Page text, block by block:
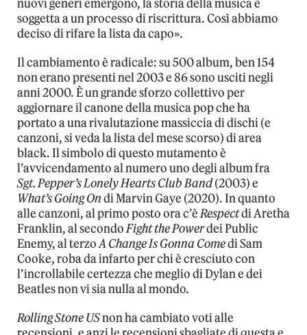
nuovi generi emergono, la storia della musica è
soggetta a un processo di riscrittura. Così abbiamo
deciso di rifare la lista da capo».
Il cambiamento è radicale: su 500 album, ben 154
non erano presenti nel 2003 e 86 sono usciti negli
anni 2000. È un grande sforzo collettivo per
aggiornare il canone della musica pop che ha
portato a una rivalutazione massiccia di dischi (e
canzoni, si veda la lista del mese scorso) di area
black. Il simbolo di questo mutamento è
l’avvicendamento al numero uno degli album fra
Sgt. Pepper’s Lonely Hearts Club Band(2003) e
What’s Going Ondi Marvin Gaye (2020). In quanto
alle canzoni, al primo posto ora c’èRespectdi Aretha
Franklin, al secondoFight the Powerdei Public
Enemy, al terzoA Change Is Gonna Comedi Sam
Cooke, roba da infarto per chi è cresciuto con
l’incrollabile certezza che meglio di Dylan e dei
Beatles non vi sia nulla al mondo.
Rolling Stone USnon ha cambiato voti alle